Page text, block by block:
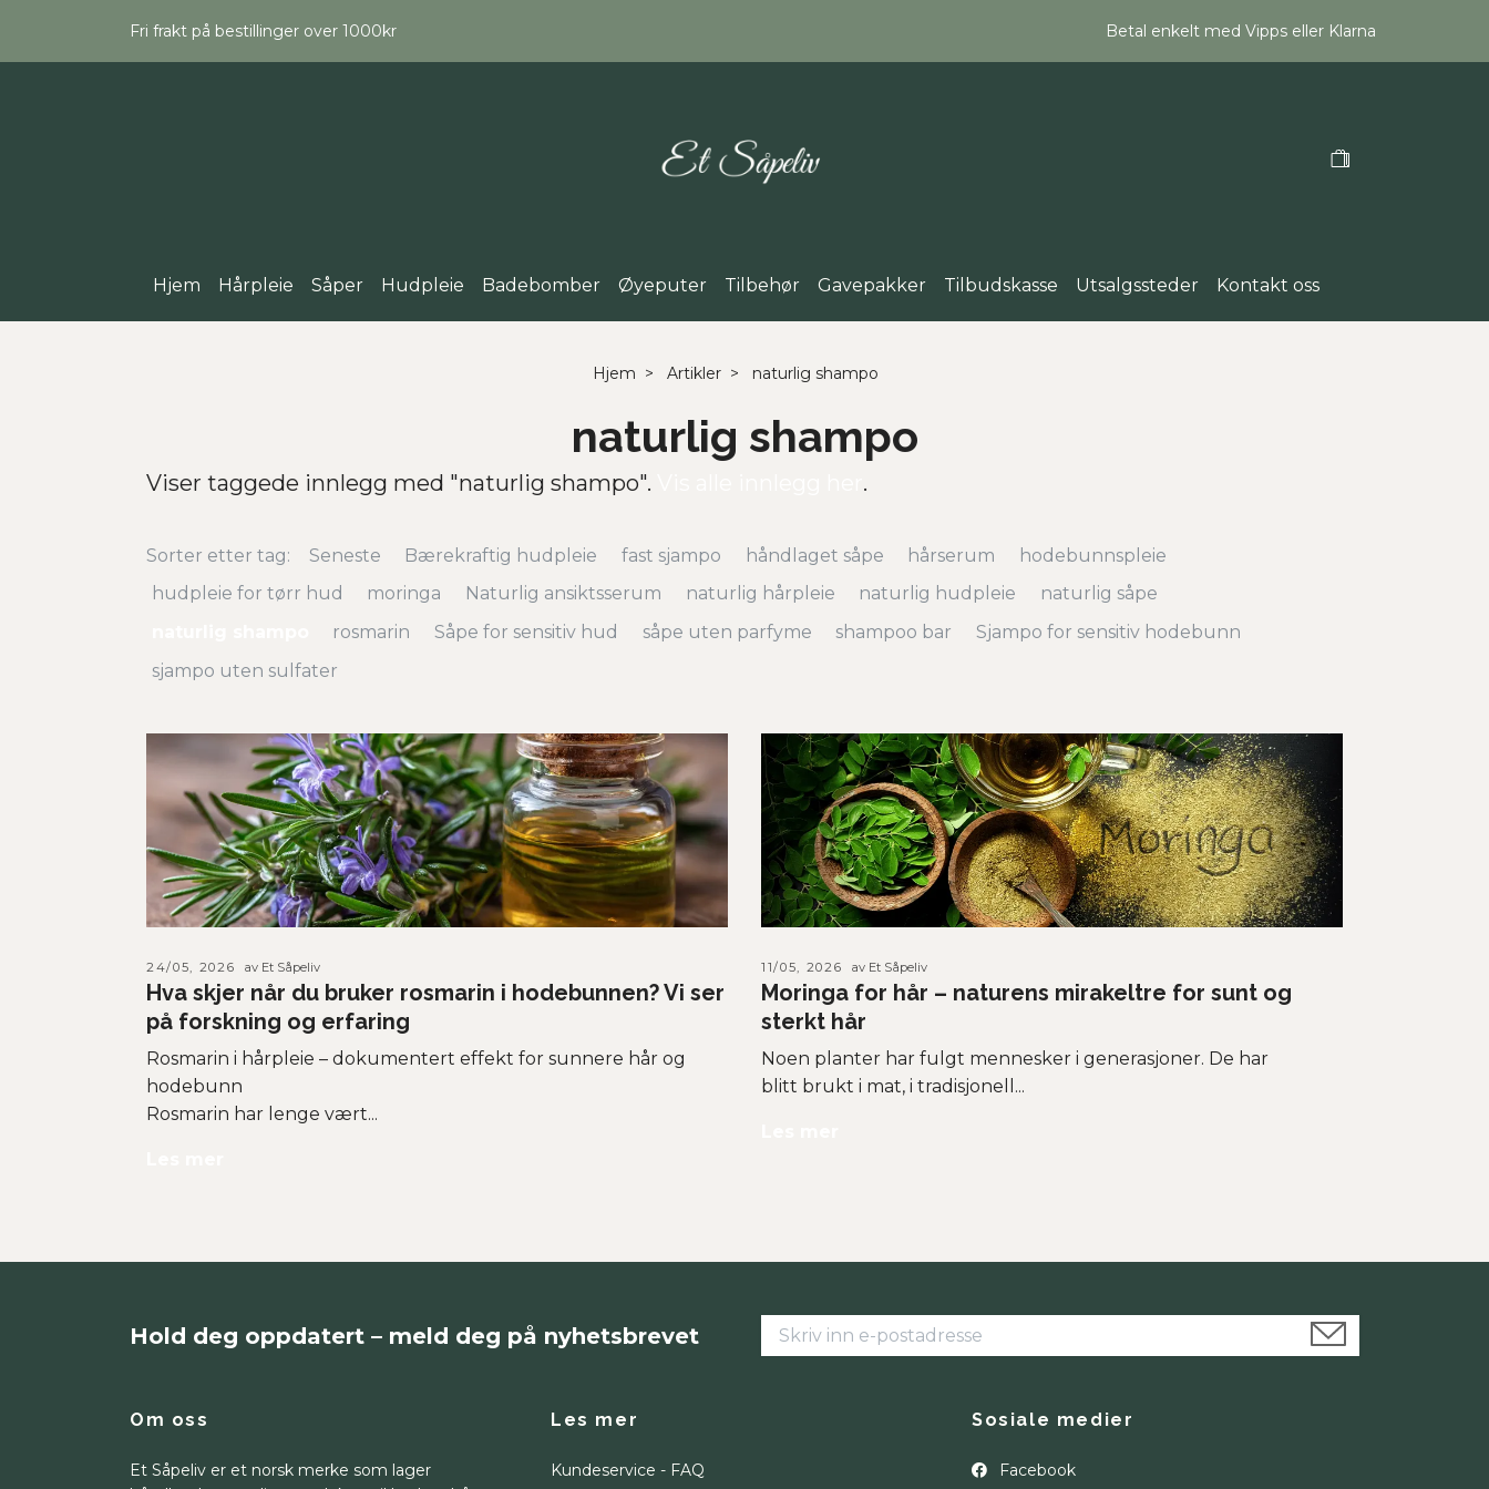
Fri frakt på bestillinger over 1000kr Betal enkelt med Vipps eller Klarna
Hjem Hårpleie Såper Hudpleie Badebomber Øyeputer Tilbehør Gavepakker Tilbudskasse Utsalgssteder Kontakt oss
Hjem Artikler naturlig shampo
naturlig shampo
Viser taggede innlegg med "naturlig shampo". .
Sorter etter tag: Seneste Bærekraftig hudpleie fast sjampo håndlaget såpe hårserum
hodebunnspleie
hudpleie for tørr hud
moringa Naturlig ansiktsserum naturlig hårpleie naturlig hudpleie
naturlig såpe
rosmarin Såpe for sensitiv hud såpe uten parfyme shampoo bar
Sjampo for sensitiv hodebunn
sjampo uten sulfater
24/05, 2026 av Et Såpeliv
Hva skjer når du bruker rosmarin i hodebunnen? Vi ser
på forskning og erfaring
Rosmarin i hårpleie – dokumentert effekt for sunnere hår og
hodebunn
Rosmarin har lenge vært...
11/05, 2026 av Et Såpeliv
Moringa for hår – naturens mirakeltre for sunt og
sterkt hår
Noen planter har fulgt mennesker i generasjoner. De har
blitt brukt i mat, i tradisjonell...
Hold deg oppdatert – meld deg på nyhetsbrevet
Om oss
Et Såpeliv er et norsk merke som lager
Les mer
Kundeservice - FAQ
Sosiale medier
Facebook